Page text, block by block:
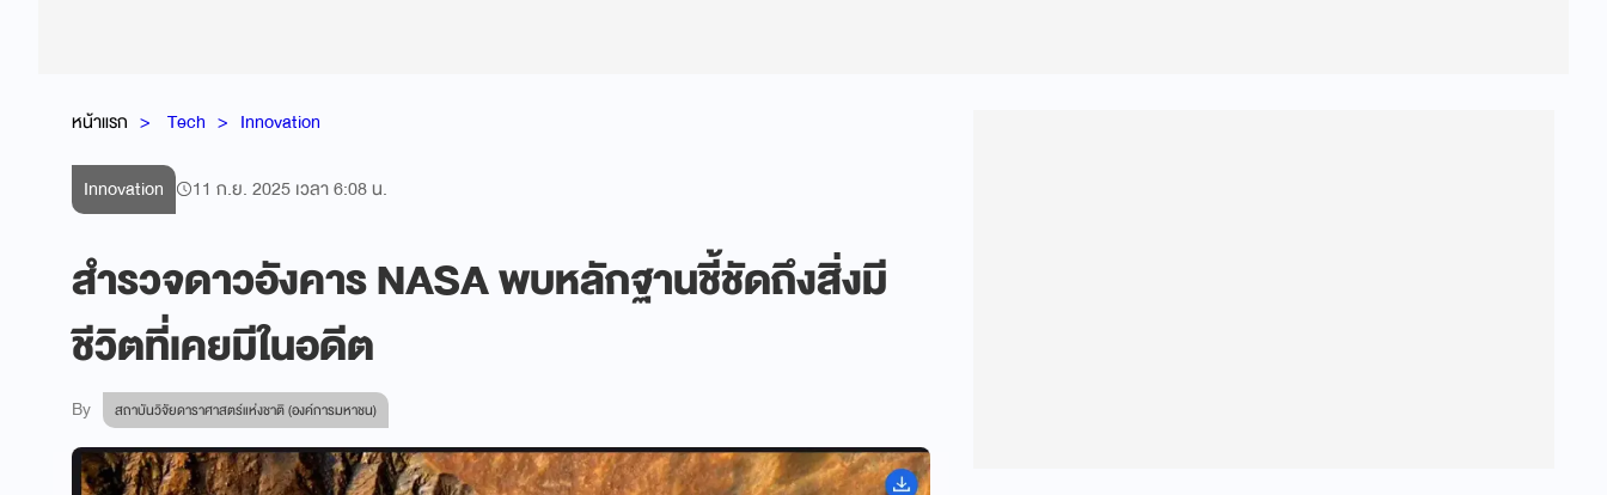
หน้าแรก Tech Innovation
Innovation 11 ก.ย. 2025 เวลา 6:08 น.
สำรวจดาวอังคาร​ NASA​ พบหลักฐานชี้ชัดถึงสิ่งมี
ชีวิตที่เคยมีในอดีต
By สถาบันวิจัยดาราศาสตร์แห่งชาติ (องค์การมหาชน)